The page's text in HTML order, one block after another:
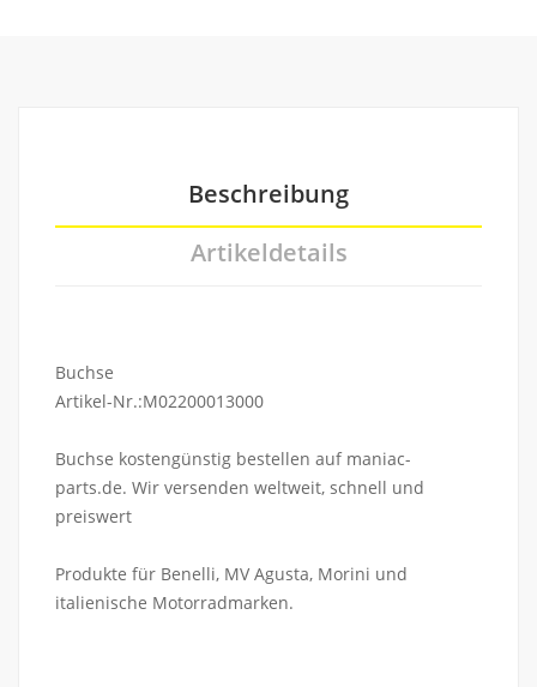
Beschreibung
Artikeldetails
Buchse
Artikel-Nr.:M02200013000
Buchse kostengünstig bestellen auf maniac-
parts.de. Wir versenden weltweit, schnell und
preiswert
Produkte für Benelli, MV Agusta, Morini und
italienische Motorradmarken.